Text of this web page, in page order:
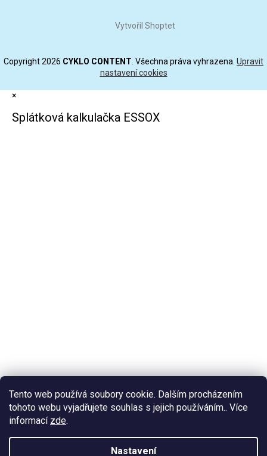
Tento web používá soubory cookie. Dalším procházením
tohoto webu vyjadřujete souhlas s jejich používáním.. Více
informací zde.
Nastavení
Vytvořil Shoptet
Copyright 2026 CYKLO CONTENT . Všechna práva vyhrazena. Upravit
nastavení cookies
×
Splátková kalkulačka ESSOX